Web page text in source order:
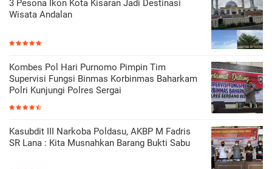
3 Pesona Ikon Kota Kisaran Jadi Destinasi
Wisata Andalan
Kombes Pol Hari Purnomo Pimpin Tim
Supervisi Fungsi Binmas Korbinmas Baharkam
Polri Kunjungi Polres Sergai
Kasubdit III Narkoba Poldasu, AKBP M Fadris
SR Lana : Kita Musnahkan Barang Bukti Sabu